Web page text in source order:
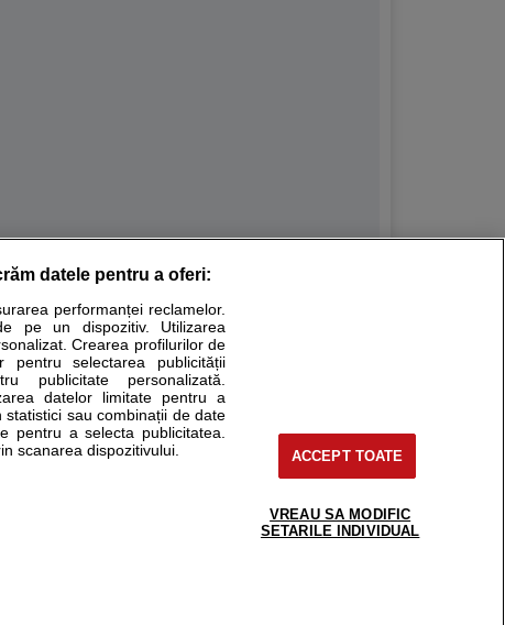
Ele nu pot substitui consultul medical direct si
consultati fie medicul Dvs., fie unul dintre medicii pe care
pacient
support@sfatulmedicului.ro
0374 109 268
datele pentru a oferi:
performanței reclamelor.
pe un dispozitiv. Utilizarea
Crearea profilurilor de
pentru selectarea publicității
publicitate personalizată.
datelor limitate pentru a
sau combinații de date
pentru a selecta publicitatea.
scanarea dispozitivului.
ACCEPT TOATE
VREAU SA MODIFIC
SETARILE INDIVIDUAL